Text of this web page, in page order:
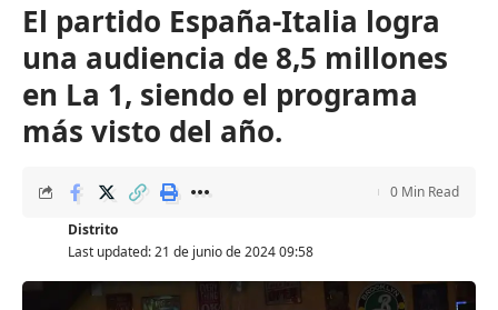
El partido España-Italia logra
una audiencia de 8,5 millones
en La 1, siendo el programa
más visto del año.
Last updated: 21 de junio de 2024 09:58
Distrito
0 Min Read